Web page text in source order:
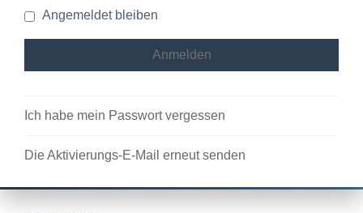
Angemeldet bleiben
Ich habe mein Passwort vergessen
Die Aktivierungs-E-Mail erneut senden